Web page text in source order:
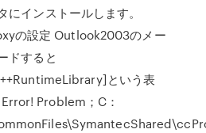
インストールします。
の設定 Outlook2003のメー
ドすると
という表
Problem；C：